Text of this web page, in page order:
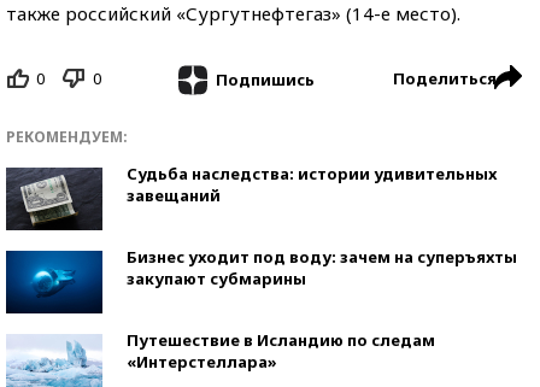
также российский «Сургутнефтегаз» (14-е место).
0 0 Подпишись Поделиться
РЕКОМЕНДУЕМ:
Судьба наследства: истории удивительных
завещаний
Бизнес уходит под воду: зачем на суперъяхты
закупают субмарины
Путешествие в Исландию по следам
«Интерстеллара»